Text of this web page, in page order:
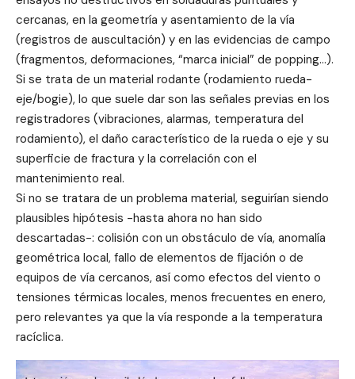
cercanas, en la geometría y asentamiento de la vía
(registros de auscultación) y en las evidencias de campo
(fragmentos, deformaciones, “marca inicial” de popping…).
Si se trata de un material rodante (rodamiento rueda-
eje/bogie), lo que suele dar son las señales previas en los
registradores (vibraciones, alarmas, temperatura del
rodamiento), el daño característico de la rueda o eje y su
superficie de fractura y la correlación con el
mantenimiento real.
Si no se tratara de un problema material, seguirían siendo
plausibles hipótesis -hasta ahora no han sido
descartadas-: colisión con un obstáculo de vía, anomalía
geométrica local, fallo de elementos de fijación o de
equipos de vía cercanos, así como efectos del viento o
tensiones térmicas locales, menos frecuentes en enero,
pero relevantes ya que la vía responde a la temperatura
racíclica.